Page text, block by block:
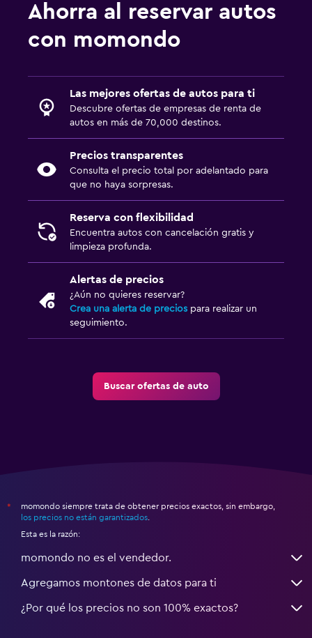
Ahorra al reservar autos
con momondo
Las mejores ofertas de autos para ti
Descubre ofertas de empresas de renta de
autos en más de 70,000 destinos.
Precios transparentes
Consulta el precio total por adelantado para
que no haya sorpresas.
Reserva con flexibilidad
Encuentra autos con cancelación gratis y
limpieza profunda.
Alertas de precios
¿Aún no quieres reservar?
Crea una alerta de precios para realizar un
seguimiento.
Buscar ofertas de auto
*
momondo siempre trata de obtener precios exactos, sin embargo,
los precios no están garantizados.
Esta es la razón:
momondo no es el vendedor.
Agregamos montones de datos para ti
¿Por qué los precios no son 100% exactos?